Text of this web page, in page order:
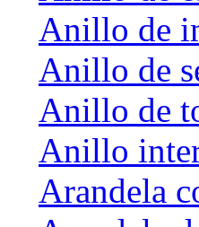
Anillo de
Anillo de
Anillo de
Anillo
Arandela